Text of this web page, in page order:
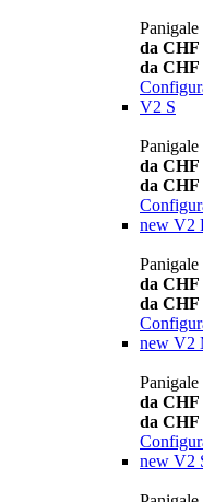
da CHF
da CHF
V2 S
da CHF
da CHF
new V2
da CHF
da CHF
new V2
da CHF
da CHF
new V2